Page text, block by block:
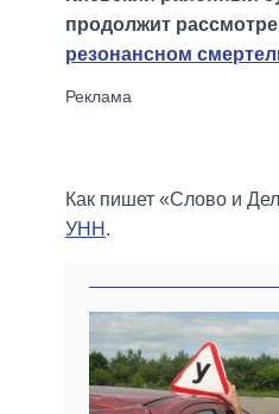
продолжит
резонансном
Как пишет «Слово и
УНН .